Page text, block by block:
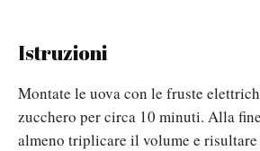
Istruzioni
Montate le uova con le fruste
zucchero per circa 10 minuti. Alla
almeno triplicare il volume e